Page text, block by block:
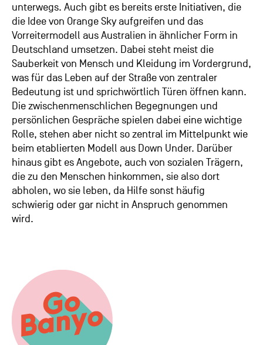
unterwegs. Auch gibt es bereits erste Initiativen, die
die Idee von Orange Sky aufgreifen und das
Vorreitermodell aus Australien in ähnlicher Form in
Deutschland umsetzen. Dabei steht meist die
Sauberkeit von Mensch und Kleidung im Vordergrund,
was für das Leben auf der Straße von zentraler
Bedeutung ist und sprichwörtlich Türen öffnen kann.
Die zwischenmenschlichen Begegnungen und
persönlichen Gespräche spielen dabei eine wichtige
Rolle, stehen aber nicht so zentral im Mittelpunkt wie
beim etablierten Modell aus Down Under. Darüber
hinaus gibt es Angebote, auch von sozialen Trägern,
die zu den Menschen hinkommen, sie also dort
abholen, wo sie leben, da Hilfe sonst häufig
schwierig oder gar nicht in Anspruch genommen
wird.